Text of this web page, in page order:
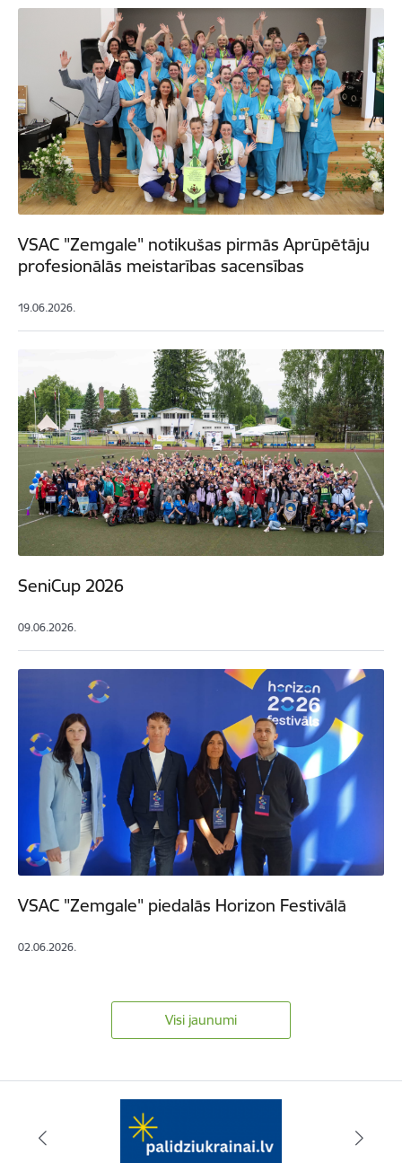
VSAC "Zemgale" notikušas pirmās Aprūpētāju
profesionālās meistarības sacensības
19.06.2026.
SeniCup 2026
09.06.2026.
VSAC "Zemgale" piedalās Horizon Festivālā
02.06.2026.
Visi jaunumi